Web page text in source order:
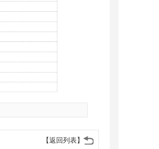
【返回列表】